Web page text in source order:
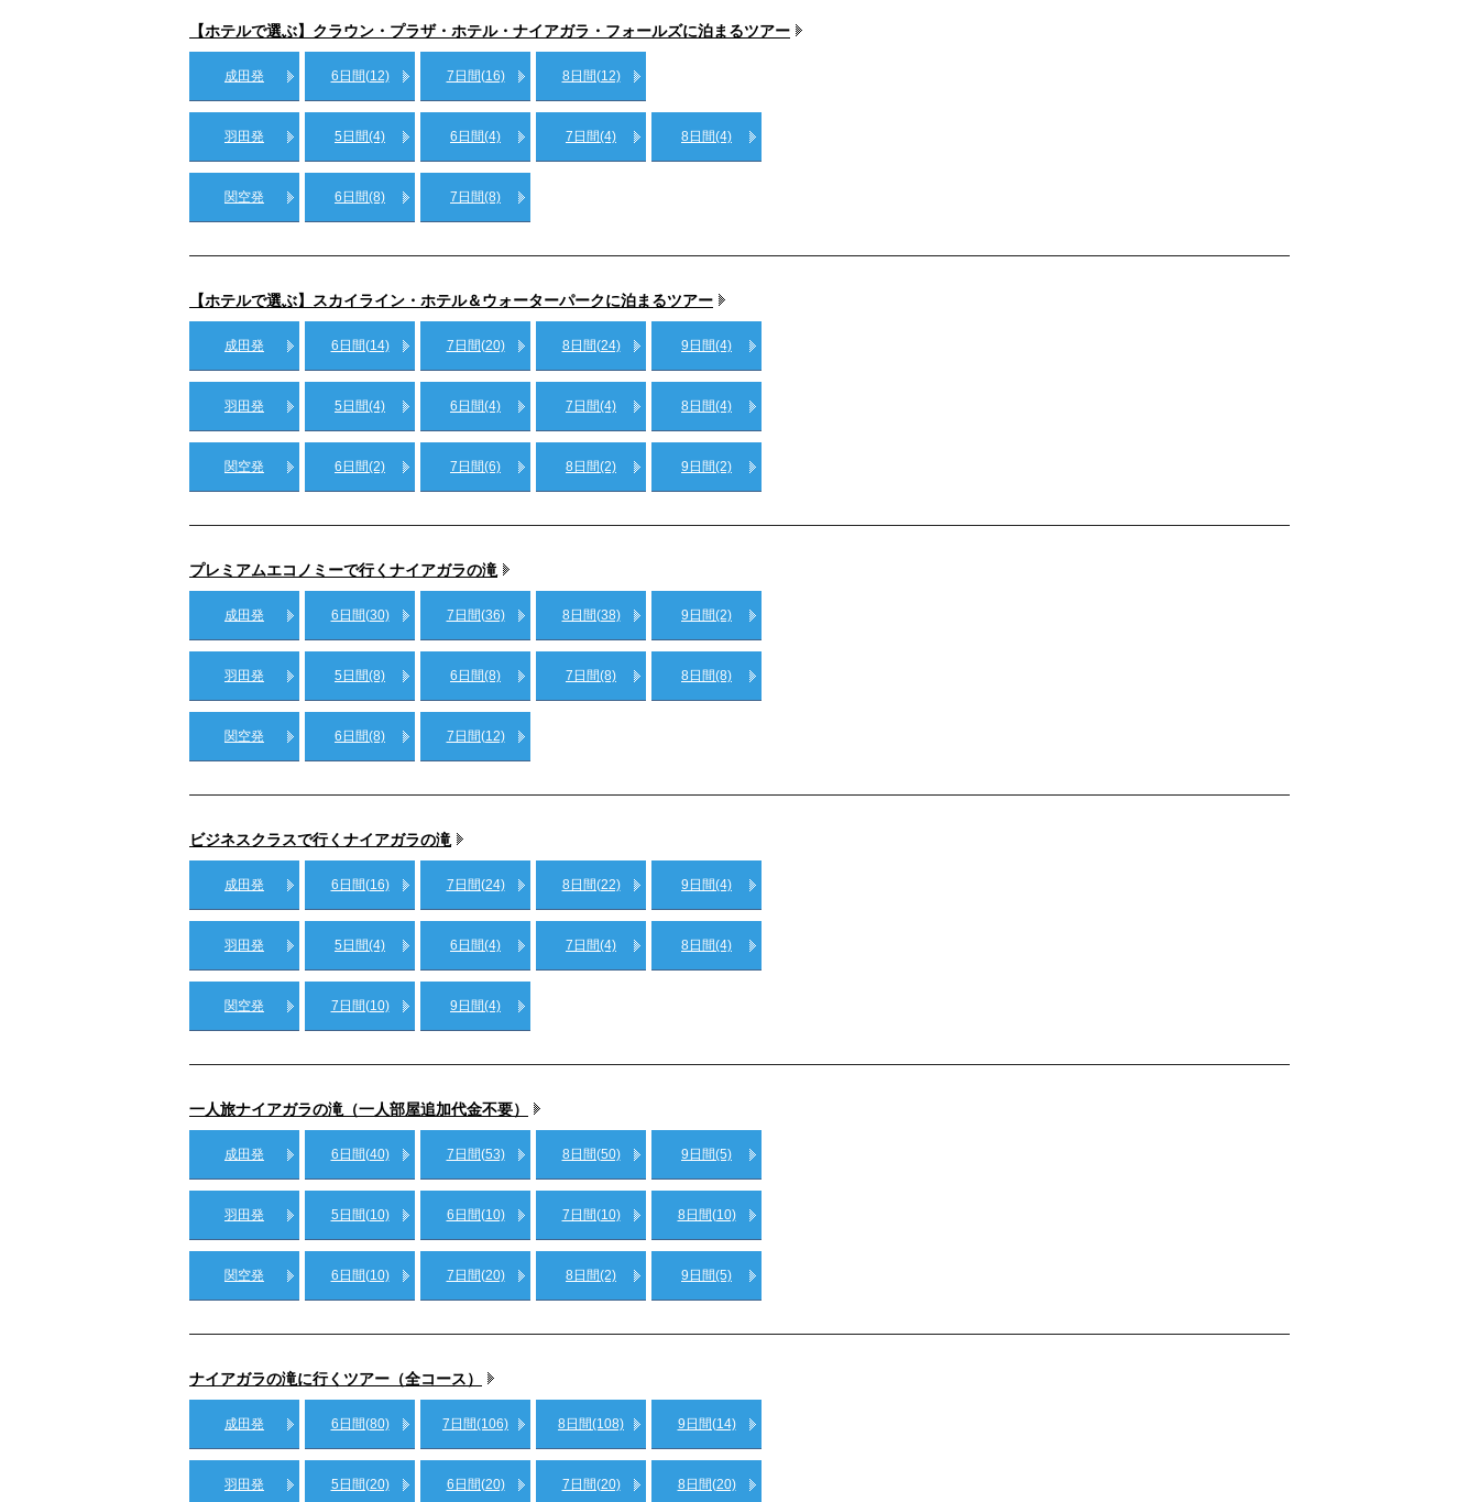
【ホテルで選ぶ】クラウン・プラザ・ホテル・ナイアガラ・フォールズに泊まるツアー
成田発 6日間(12) 7日間(16) 8日間(12)
羽田発 5日間(4) 6日間(4) 7日間(4) 8日間(4)
関空発 6日間(8) 7日間(8)
【ホテルで選ぶ】スカイライン・ホテル＆ウォーターパークに泊まるツアー
成田発 6日間(14) 7日間(20) 8日間(24) 9日間(4)
羽田発 5日間(4) 6日間(4) 7日間(4) 8日間(4)
関空発 6日間(2) 7日間(6) 8日間(2) 9日間(2)
プレミアムエコノミーで行くナイアガラの滝
成田発 6日間(30) 7日間(36) 8日間(38) 9日間(2)
羽田発 5日間(8) 6日間(8) 7日間(8) 8日間(8)
関空発 6日間(8) 7日間(12)
ビジネスクラスで行くナイアガラの滝
成田発 6日間(16) 7日間(24) 8日間(22) 9日間(4)
羽田発 5日間(4) 6日間(4) 7日間(4) 8日間(4)
関空発 7日間(10) 9日間(4)
一人旅ナイアガラの滝（一人部屋追加代金不要）
成田発 6日間(40) 7日間(53) 8日間(50) 9日間(5)
羽田発 5日間(10) 6日間(10) 7日間(10) 8日間(10)
関空発 6日間(10) 7日間(20) 8日間(2) 9日間(5)
ナイアガラの滝に行くツアー（全コース）
成田発 6日間(80) 7日間(106) 8日間(108) 9日間(14)
羽田発 5日間(20) 6日間(20) 7日間(20) 8日間(20)